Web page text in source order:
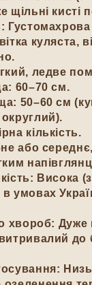
щільні кисті
куляста,
ледве
60–70 см.
50–60 см
кількість.
або
Висока
умовах
хвороб: Дуже
до